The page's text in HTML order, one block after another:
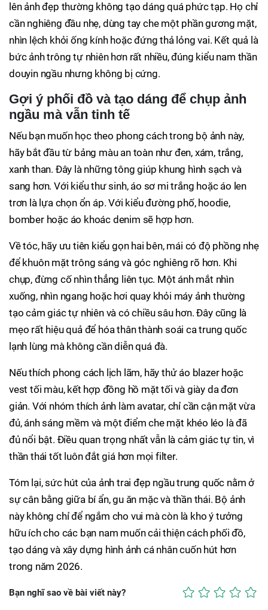
lên ảnh đẹp thường không tạo dáng quá phức tạp. Họ chỉ
cần nghiêng đầu nhẹ, dùng tay che một phần gương mặt,
nhìn lệch khỏi ống kính hoặc đứng thả lỏng vai. Kết quả là
bức ảnh trông tự nhiên hơn rất nhiều, đúng kiểu nam thần
douyin ngầu nhưng không bị cứng.
Gợi ý phối đồ và tạo dáng để chụp ảnh
ngầu mà vẫn tinh tế
Nếu bạn muốn học theo phong cách trong bộ ảnh này,
hãy bắt đầu từ bảng màu an toàn như đen, xám, trắng,
xanh than. Đây là những tông giúp khung hình sạch và
sang hơn. Với kiểu thư sinh, áo sơ mi trắng hoặc áo len
trơn là lựa chọn ổn áp. Với kiểu đường phố, hoodie,
bomber hoặc áo khoác denim sẽ hợp hơn.
Về tóc, hãy ưu tiên kiểu gọn hai bên, mái có độ phồng nhẹ
để khuôn mặt trông sáng và góc nghiêng rõ hơn. Khi
chụp, đừng cố nhìn thẳng liên tục. Một ánh mắt nhìn
xuống, nhìn ngang hoặc hơi quay khỏi máy ảnh thường
tạo cảm giác tự nhiên và có chiều sâu hơn. Đây cũng là
mẹo rất hiệu quả để hóa thân thành soái ca trung quốc
lạnh lùng mà không cần diễn quá đà.
Nếu thích phong cách lịch lãm, hãy thử áo blazer hoặc
vest tối màu, kết hợp đồng hồ mặt tối và giày da đơn
giản. Với nhóm thích ảnh làm avatar, chỉ cần cận mặt vừa
đủ, ánh sáng mềm và một điểm che mặt khéo léo là đã
đủ nổi bật. Điều quan trọng nhất vẫn là cảm giác tự tin, vì
thần thái tốt luôn đắt giá hơn mọi filter.
Tóm lại, sức hút của ảnh trai đẹp ngầu trung quốc nằm ở
sự cân bằng giữa bí ẩn, gu ăn mặc và thần thái. Bộ ảnh
này không chỉ để ngắm cho vui mà còn là kho ý tưởng
hữu ích cho các bạn nam muốn cải thiện cách phối đồ,
tạo dáng và xây dựng hình ảnh cá nhân cuốn hút hơn
trong năm 2026.
Bạn nghĩ sao về bài viết này?